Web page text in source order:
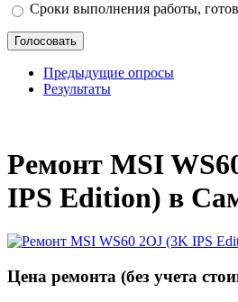
Сроки выполнения работы, готов
Предыдущие опросы
Результаты
Ремонт MSI
IPS Edition) в
Цена ремонта (без учета